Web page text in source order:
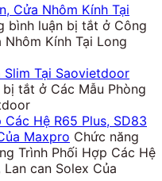
Cửa Nhôm Kính Tại
bình luận bị tắt ở Công
Kính Tại Long
Slim Tại Saovietdoor
bị tắt ở Các Mẫu Phòng
Hệ R65 Plus, SD83
Maxpro Chức năng
Trình Phối Hợp Các Hệ
Lan can Solex Của